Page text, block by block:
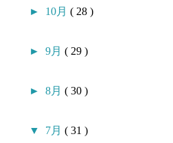
► 10月( 28 )
►9月( 29 )
►8月( 30 )
▼ 7月( 31 )